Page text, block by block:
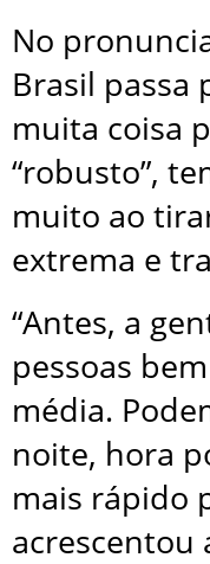
No
Brasil passa
muita coisa
“robusto”,
muito ao
extrema e
“Antes, a
pessoas
média.
noite, hora
mais rápido
acrescentou